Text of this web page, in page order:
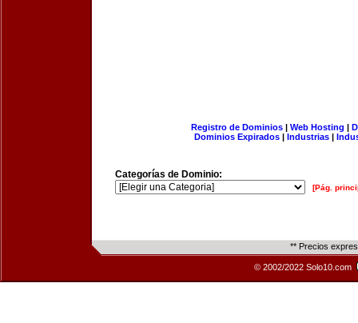
Registro de Dominios| Web Hosting |
Dominios Expirados | Industrias |
Categorías de Dominio:
[Pág.
** Precios
© 2002/2022 Solo10.com